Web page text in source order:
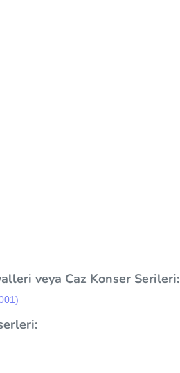
veya Caz Konser Serileri: